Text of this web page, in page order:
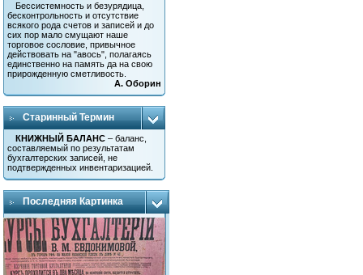
Бессистемность и безурядица,
бесконтрольность и отсутствие
всякого рода счетов и записей и до
сих пор мало смущают наше
торговое сословие, привычное
действовать на "авось", полагаясь
единственно на память да на свою
прирожденную сметливость.
А. Оборин
Старинный Термин
КНИЖНЫЙ БАЛАНС – баланс,
составляемый по результатам
бухгалтерских записей, не
подтвержденных инвентаризацией.
Последняя Картинка